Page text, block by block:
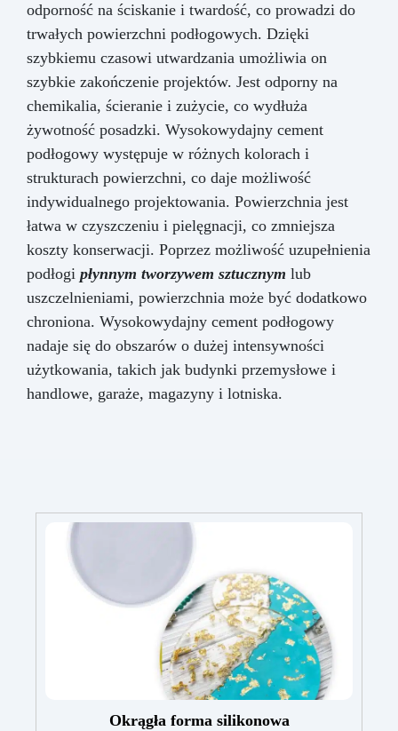
odporność na ściskanie i twardość, co prowadzi do
trwałych powierzchni podłogowych. Dzięki
szybkiemu czasowi utwardzania umożliwia on
szybkie zakończenie projektów. Jest odporny na
chemikalia, ścieranie i zużycie, co wydłuża
żywotność posadzki. Wysokowydajny cement
podłogowy występuje w różnych kolorach i
strukturach powierzchni, co daje możliwość
indywidualnego projektowania. Powierzchnia jest
łatwa w czyszczeniu i pielęgnacji, co zmniejsza
koszty konserwacji. Poprzez możliwość uzupełnienia
podłogi płynnym tworzywem sztucznym lub
uszczelnieniami, powierzchnia może być dodatkowo
chroniona. Wysokowydajny cement podłogowy
nadaje się do obszarów o dużej intensywności
użytkowania, takich jak budynki przemysłowe i
handlowe, garaże, magazyny i lotniska.
Okrągła forma silikonowa